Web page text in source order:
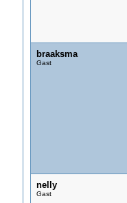
braaksma
Gast
nelly
Gast